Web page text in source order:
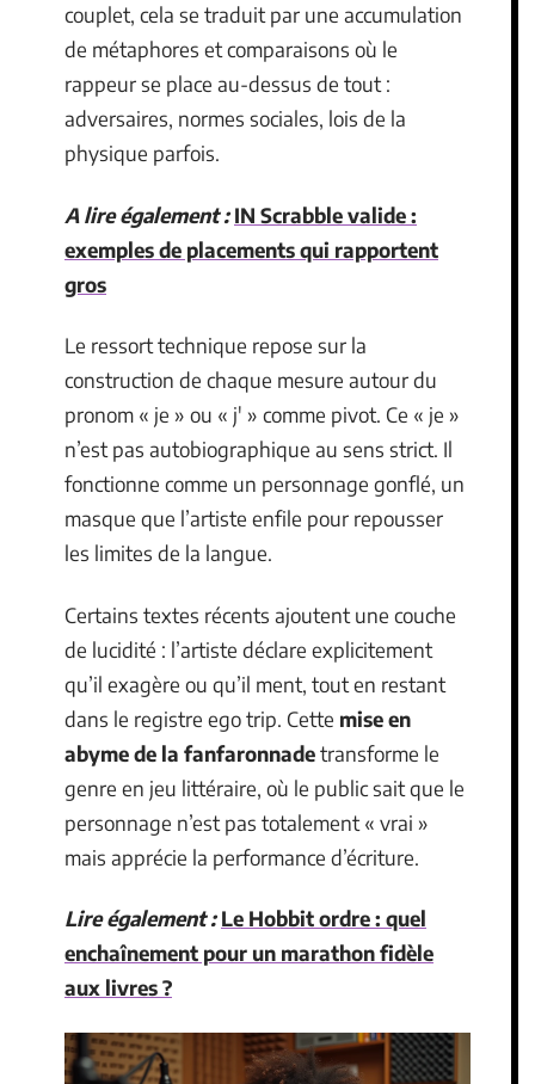
couplet, cela se traduit par une accumulation
de métaphores et comparaisons où le
rappeur se place au-dessus de tout :
adversaires, normes sociales, lois de la
physique parfois.
A lire également : IN Scrabble valide :
exemples de placements qui rapportent
gros
Le ressort technique repose sur la
construction de chaque mesure autour du
pronom « je » ou « j' » comme pivot. Ce « je »
n’est pas autobiographique au sens strict. Il
fonctionne comme un personnage gonflé, un
masque que l’artiste enfile pour repousser
les limites de la langue.
Certains textes récents ajoutent une couche
de lucidité : l’artiste déclare explicitement
qu’il exagère ou qu’il ment, tout en restant
dans le registre ego trip. Cette mise en
abyme de la fanfaronnadetransforme le
genre en jeu littéraire, où le public sait que le
personnage n’est pas totalement « vrai »
mais apprécie la performance d’écriture.
Lire également : Le Hobbit ordre : quel
enchaînement pour un marathon fidèle
aux livres ?